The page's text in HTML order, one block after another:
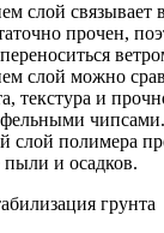
слой связывает
прочен,
слой можно
текстура и
слой полимера
пыли и осадков.